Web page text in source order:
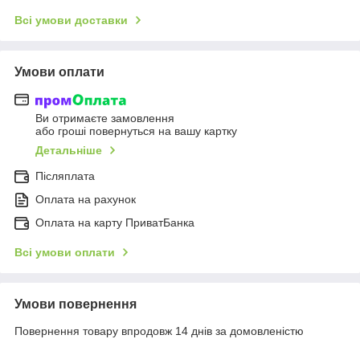
Всі умови доставки
Умови оплати
Ви отримаєте замовлення
або гроші повернуться на вашу картку
Детальніше
Післяплата
Оплата на рахунок
Оплата на карту ПриватБанка
Всі умови оплати
Умови повернення
Повернення товару впродовж 14 днів за домовленістю